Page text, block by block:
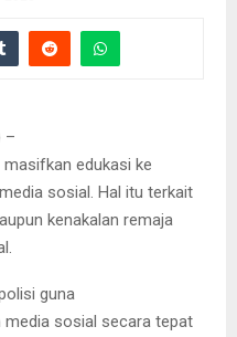
–
edukasi ke
sosial. Hal itu terkait
kenakalan remaja
guna
media sosial secara tepat